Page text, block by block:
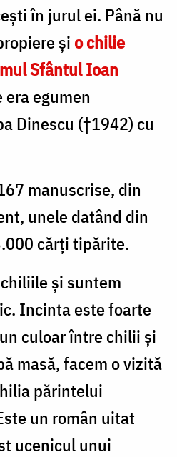
în jurul ei. Până nu
şio chilie
Sfântul Ioan
era egumen
Dinescu (†1942) cu
manuscrise, din
unele datând din
cărţi tipărite.
şi suntem
Incinta este foarte
culoar între chilii şi
masă, facem o vizită
părintelui
un român uitat
ucenicul unui